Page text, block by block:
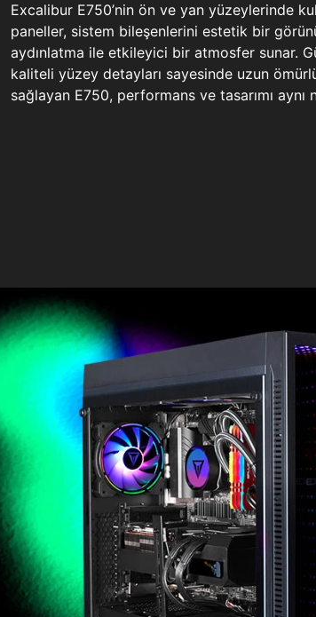
Excalibur E750’nin ön ve yan yüzeylerinde
paneller, sistem bileşenlerini estetik bir
aydınlatma ile etkileyici bir atmosfer sunar.
kaliteli yüzey detayları sayesinde uzun
sağlayan E750, performans ve tasarımı aynı